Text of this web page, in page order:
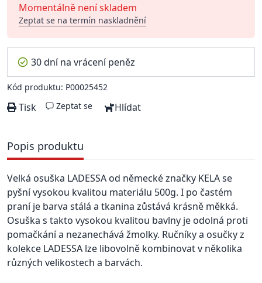
Momentálně není skladem
Zeptat se na termín naskladnění
30 dní na vrácení peněz
Kód produktu: P00025452
Tisk Zeptat se Hlídat
Popis produktu
Velká osuška LADESSA od německé značky KELA se
pyšní vysokou kvalitou materiálu 500g. I po častém
praní je barva stálá a tkanina zůstává krásně měkká.
Osuška s takto vysokou kvalitou bavlny je odolná proti
pomačkání a nezanechává žmolky. Ručníky a osučky z
kolekce LADESSA lze libovolně kombinovat v několika
různých velikostech a barvách.